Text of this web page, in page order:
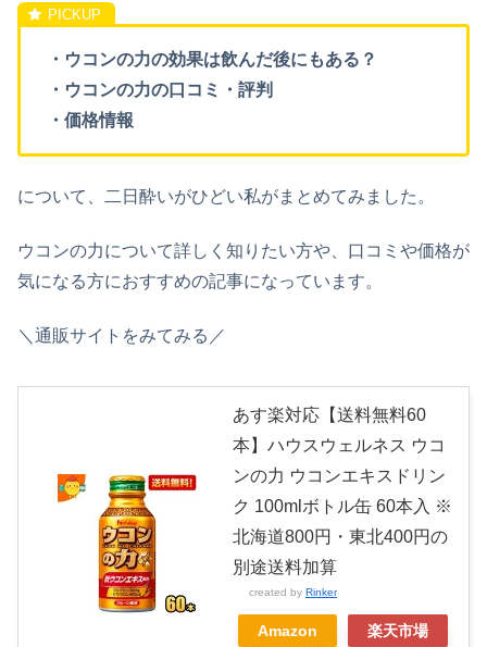
・ウコンの力の効果は飲んだ後にもある？
・ウコンの力の口コミ・評判
・価格情報
について、二日酔いがひどい私がまとめてみました。
ウコンの力について詳しく知りたい方や、口コミや価格が
気になる方におすすめの記事になっています。
＼通販サイトをみてみる／
あす楽対応【送料無料60
本】ハウスウェルネス ウコ
ンの力 ウコンエキスドリン
ク 100mlボトル缶 60本入 ※
北海道800円・東北400円の
別途送料加算
created by Rinker
Amazon 楽天市場